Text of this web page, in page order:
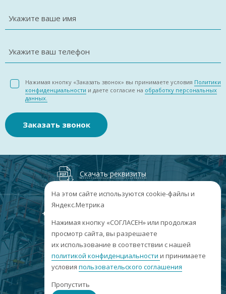
Укажите ваше имя
Укажите ваш телефон
Нажимая кнопку «Заказать звонок» вы принимаете условия Политики
конфиденциальности и даете согласие на обработку персональных
данных.
Заказать звонок
Скачать реквизиты
+7
г. Барнаул, пр. Ленина, 158А, Н1/204
пн-пт: 09:00-17:00
сб-вс: выходные
info@sibar22.ru
На этом сайте используются cookie-файлы и
Яндекс.Метрика
Нажимая кнопку «СОГЛАСЕН» или продолжая
просмотр сайта, вы разрешаете
их использование в соответствии с нашей
политикой конфиденциальности и принимаете
условия пользовательского соглашения
Пропустить